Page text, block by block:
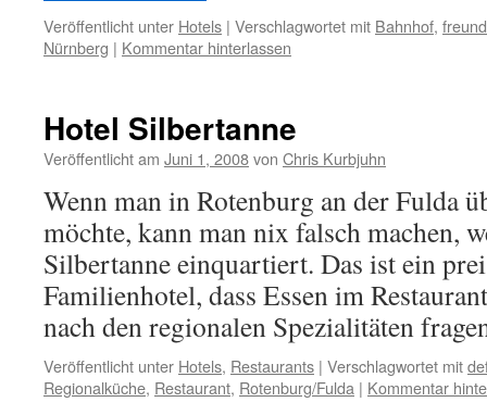
Veröffentlicht unter Hotels | Verschlagwortet mit Bahnhof,
Nürnberg | Kommentar hinterlassen
Hotel Silbertanne
Veröffentlicht am Juni 1, 2008von Chris Kurbjuhn
Wenn man in Rotenburg an der Fulda
möchte, kann man nix falsch machen,
Silbertanne einquartiert. Das ist ein
Familienhotel, dass Essen im
nach den regionalen Spezialitäten
Veröffentlicht unter Hotels, Restaurants | Verschlagwortet mit
Regionalküche, Restaurant, Rotenburg/Fulda | Kommentar